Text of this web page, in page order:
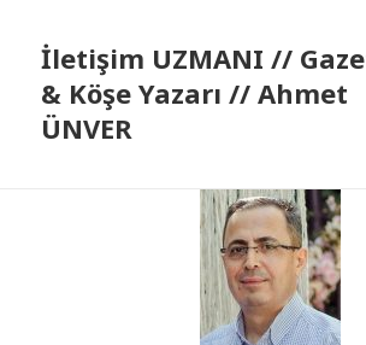
İletişim UZMANI //
& Köşe Yazarı // Ahmet
ÜNVER